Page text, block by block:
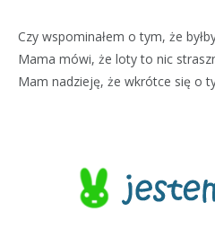
Czy wspominałem o tym, że
Mama mówi, że loty to nic
Mam nadzieję, że wkrótce się o